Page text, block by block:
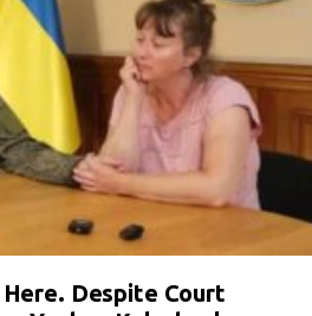
Despite Court